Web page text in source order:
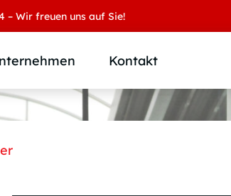
freuen uns auf Sie!
Kontakt